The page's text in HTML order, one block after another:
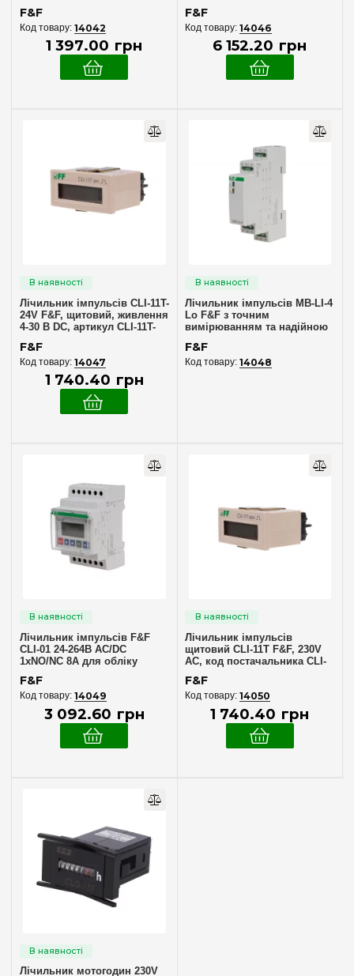
F&F
14042
1 397.00 грн
F&F
14046
6 152.20 грн
Лічильник імпульсів CLI-11T-
24V F&F, щитовий, живлення
4-30 В DC, артикул CLI-11T-
F&F
14047
1 740.40 грн
Лічильник імпульсів MB-LI-4
Lo F&F з точним
вимірюванням та надійною
F&F
14048
Лічильник імпульсів F&F
CLI-01 24-264В AC/DC
1xNO/NC 8A для обліку
F&F
14049
3 092.60 грн
Лічильник імпульсів
щитовий CLI-11T F&F, 230V
AC, код постачальника CLI-
F&F
14050
1 740.40 грн
Лічильник мотогодин 230V